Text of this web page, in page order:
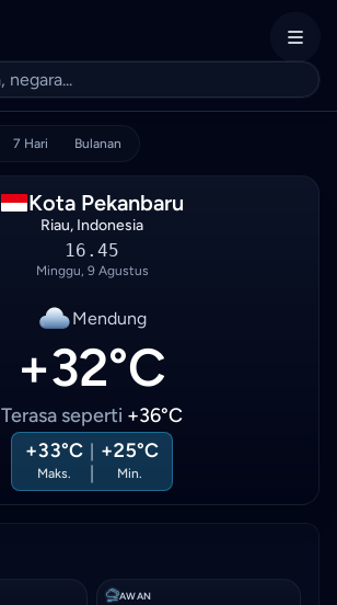
7 Hari Bulanan
Kota Pekanbaru
Riau, Indonesia
16.45
Minggu, 9 Agustus
Mendung
+32°C
Terasa seperti +36°C
+33°C | +25°C
Maks. | Min.
AWAN